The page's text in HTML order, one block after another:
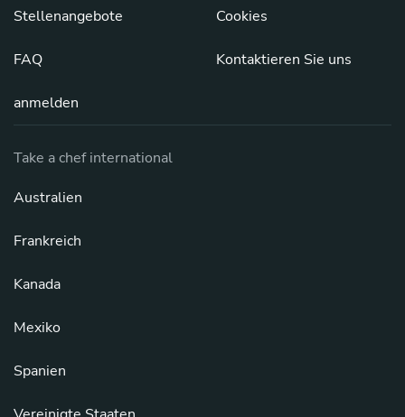
Stellenangebote
FAQ
anmelden
Cookies
Kontaktieren Sie uns
Take a chef international
Australien
Frankreich
Kanada
Mexiko
Spanien